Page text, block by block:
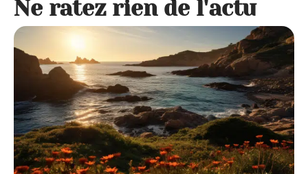
Ne ratez rien de l'actu